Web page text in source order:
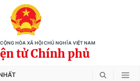
HÒA XÃ HỘI CHỦ NGHĨA VIỆT NAM
tử Chính phủ